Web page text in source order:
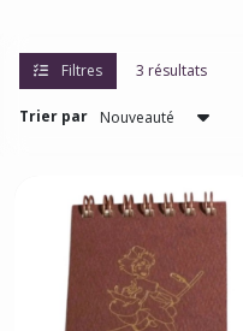
Filtres 3 résultats
Trier par
Kiki
la
sorcière
Carnets
notes
Kiki